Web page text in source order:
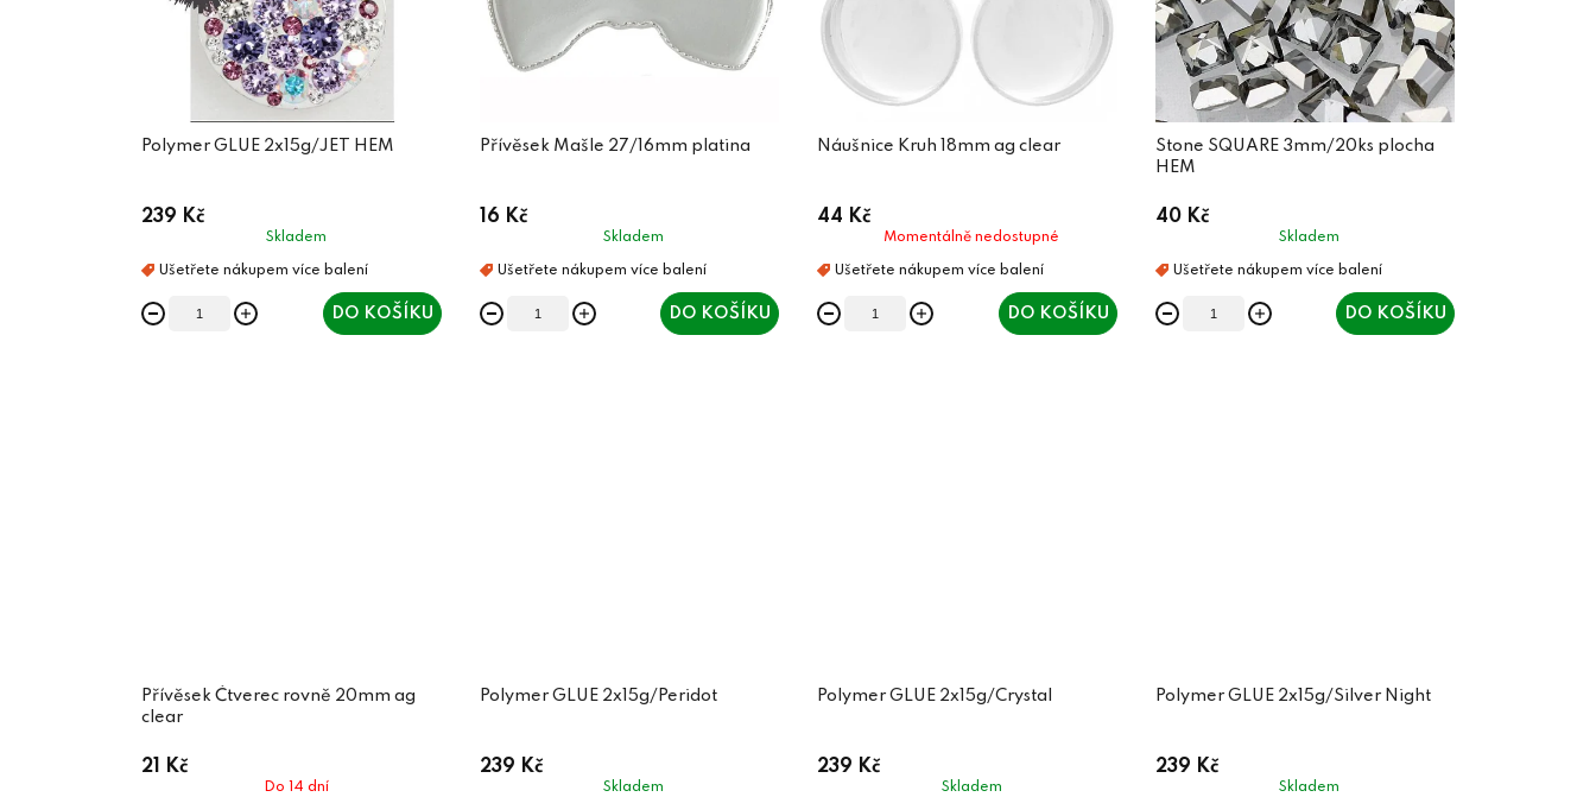
Polymer GLUE 2x15g/JET HEM
239 Kč
Skladem
DO KOŠÍKU
Přívěsek Mašle 27/16mm platina
16 Kč
Skladem
DO KOŠÍKU
Náušnice Kruh 18mm ag clear
44 Kč
Momentálně nedostupné
DO KOŠÍKU
Stone SQUARE 3mm/20ks plocha
HEM
40 Kč
Skladem
DO KOŠÍKU
Přívěsek Čtverec rovně 20mm ag
clear
21 Kč
Do 14 dní
Polymer GLUE 2x15g/Peridot
239 Kč
Skladem
Polymer GLUE 2x15g/Crystal
239 Kč
Skladem
Polymer GLUE 2x15g/Silver Night
239 Kč
Skladem